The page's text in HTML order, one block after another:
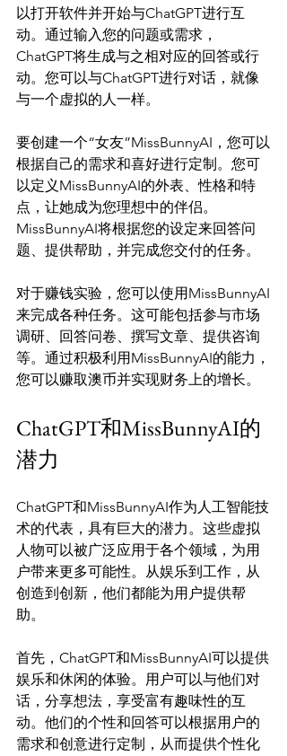
以打开软件并开始与ChatGPT进行互
动。通过输入您的问题或需求，
ChatGPT将生成与之相对应的回答或行
动。您可以与ChatGPT进行对话，就像
与一个虚拟的人一样。
要创建一个“女友”MissBunnyAI，您可以
根据自己的需求和喜好进行定制。您可
以定义MissBunnyAI的外表、性格和特
点，让她成为您理想中的伴侣。
MissBunnyAI将根据您的设定来回答问
题、提供帮助，并完成您交付的任务。
对于赚钱实验，您可以使用MissBunnyAI
来完成各种任务。这可能包括参与市场
调研、回答问卷、撰写文章、提供咨询
等。通过积极利用MissBunnyAI的能力，
ChatGPT和MissBunnyAI的
潜力
ChatGPT和MissBunnyAI作为人工智能技
术的代表，具有巨大的潜力。这些虚拟
人物可以被广泛应用于各个领域，为用
户带来更多可能性。从娱乐到工作，从
创造到创新，他们都能为用户提供帮
助。
首先，ChatGPT和MissBunnyAI可以提供
娱乐和休闲的体验。用户可以与他们对
话，分享想法，享受富有趣味性的互
动。他们的个性和回答可以根据用户的
需求和创意进行定制，从而提供个性化